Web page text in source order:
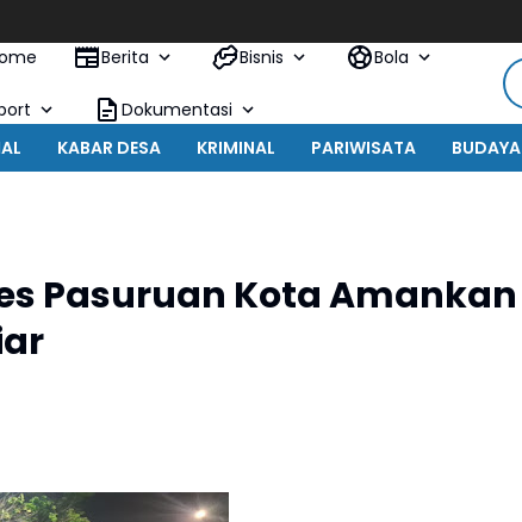
Berita Bisnis Bola
Dokumentasi
KABAR DESA KRIMINAL PARIWISATA BUDAYA
Pasuruan Kota Amankan